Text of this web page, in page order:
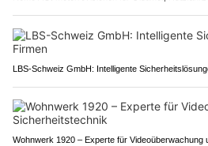
LBS-Schweiz GmbH: Intelligente
Wohnwerk 1920 – Experte für Videoüberwachung